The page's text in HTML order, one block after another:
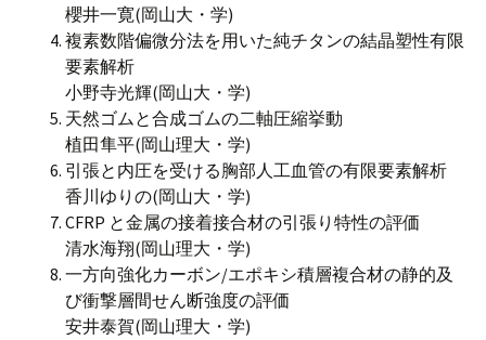
櫻井一寛(岡山大・学)
複素数階偏微分法を用いた純チタンの結晶塑性有限
要素解析
小野寺光輝(岡山大・学)
天然ゴムと合成ゴムの二軸圧縮挙動
植田隼平(岡山理大・学)
引張と内圧を受ける胸部人工血管の有限要素解析
香川ゆりの(岡山大・学)
CFRP と金属の接着接合材の引張り特性の評価
清水海翔(岡山理大・学)
一方向強化カーボン/エポキシ積層複合材の静的及
び衝撃層間せん断強度の評価
安井泰賀(岡山理大・学)